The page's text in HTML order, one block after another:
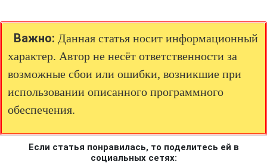
Важно: Данная статья носит информационный
характер. Автор не несёт ответственности за
возможные сбои или ошибки, возникшие при
использовании описанного программного
обеспечения.
Если статья понравилась, то поделитесь ей в
социальных сетях: